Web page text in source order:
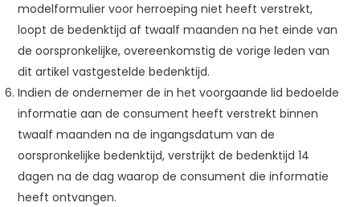
modelformulier voor herroeping niet heeft verstrekt,
loopt de bedenktijd af twaalf maanden na het einde van
de oorspronkelijke, overeenkomstig de vorige leden van
dit artikel vastgestelde bedenktijd.
Indien de ondernemer de in het voorgaande lid bedoelde
informatie aan de consument heeft verstrekt binnen
twaalf maanden na de ingangsdatum van de
oorspronkelijke bedenktijd, verstrijkt de bedenktijd 14
dagen na de dag waarop de consument die informatie
heeft ontvangen.